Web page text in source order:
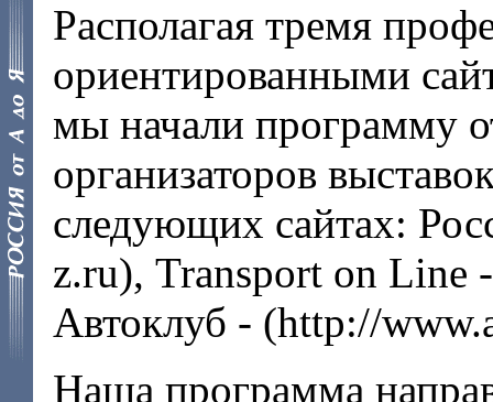
Располагая тремя
ориентированными
мы начали программу
организаторов
следующих сайтах:
z.ru), Transport on Line
Автоклуб - (http://
Наша программа